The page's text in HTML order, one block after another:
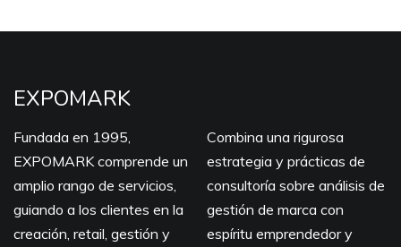
EXPOMARK
Fundada en 1995,
EXPOMARK comprende un
amplio rango de servicios,
guiando a los clientes en la
creación, retail, gestión y
Combina una rigurosa
estrategia y prácticas de
consultoría sobre análisis de
gestión de marca con
espíritu emprendedor y